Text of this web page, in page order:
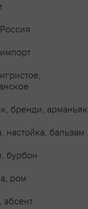
бренди, арманьяк
настойка, бальзам
бурбон
ром